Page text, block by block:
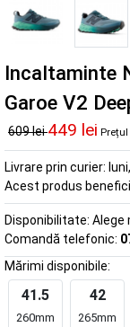
Incaltaminte
Garoe V2
609 lei449 lei Prețul
Livrare prin curier:
Acest produs
Disponibilitate: Alege
Comandă telefonic:
Mărimi disponibile:
41.5
260mm
42
265mm